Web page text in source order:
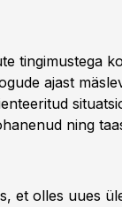
tingimustega
ajast
ning
et olles uues